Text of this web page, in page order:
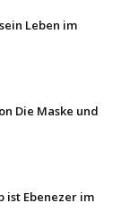
Leben im
Die Maske und
ist Ebenezer im